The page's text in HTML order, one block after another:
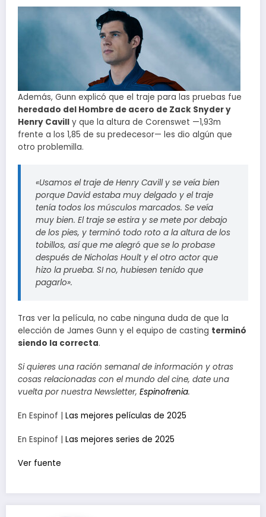
Además, Gunn explicó que el traje para las pruebas fue
heredado del Hombre de acero de Zack Snyder y
Henry Cavill y que la altura de Corenswet —1,93m
frente a los 1,85 de su predecesor— les dio algún que
otro problemilla.
«Usamos el traje de Henry Cavill y se veía bien
porque David estaba muy delgado y el traje
tenía todos los músculos marcados. Se veía
muy bien. El traje se estira y se mete por debajo
de los pies, y terminó todo roto a la altura de los
tobillos, así que me alegró que se lo probase
después de Nicholas Hoult y el otro actor que
hizo la prueba. SI no, hubiesen tenido que
pagarlo».
Tras ver la película, no cabe ninguna duda de que la
elección de James Gunn y el equipo de casting terminó
siendo la correcta.
Si quieres una ración semanal de información y otras
cosas relacionadas con el mundo del cine, date una
vuelta por nuestra Newsletter, Espinofrenia.
En Espinof | Las mejores películas de 2025
En Espinof | Las mejores series de 2025
Ver fuente